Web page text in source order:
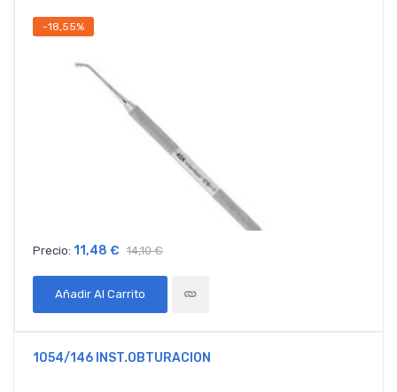
-18,55%
Precio: 11,48 € 14,10 €
Añadir Al Carrito
1054/146 INST.OBTURACION